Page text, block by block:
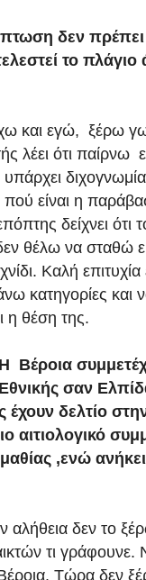
δεν
το
και εγώ, ξέρω
λέει ότι
υπάρχει
πού είναι η
δείχνει ότι
θέλω να σταθώ
Καλή
κατηγορίες και
η θέση της.
Βέροια
σαν
έχουν δελτίο
αιτιολογικό
,ενώ
αλήθεια δεν το
τι γράφουνε.
Τώρα δεν